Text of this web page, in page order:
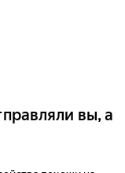
вы, а